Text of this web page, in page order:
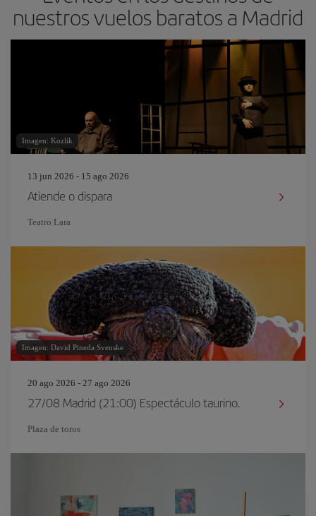
nuestros vuelos baratos a Madrid
Imagen: Kozlik
13 jun 2026 - 15 ago 2026
Atiende o dispara
Teatro Lara
Imagen: David Pineda Svenske
20 ago 2026 - 27 ago 2026
27/08 Madrid (21:00) Espectáculo taurino.
Plaza de toros